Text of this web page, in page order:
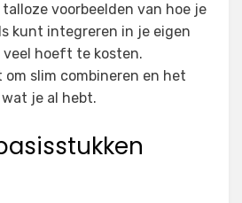
voorbeelden van hoe je
kunt integreren in je eigen
hoeft te kosten.
slim combineren en het
je al hebt.